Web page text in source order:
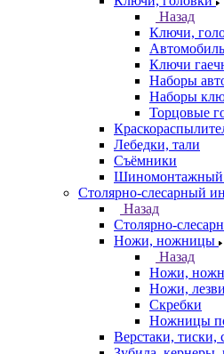
Назад
Ключи,
Ключи
Наборы
Наборы
Торцовые
Лебедки, тали
Съёмники
Шиномонтажный
Столярно-слесарный
Назад
Столярно-
Ножи, ножницы
Назад
Ножи,
Ножи,
Скребки
Ножницы
Верстаки, тиски,